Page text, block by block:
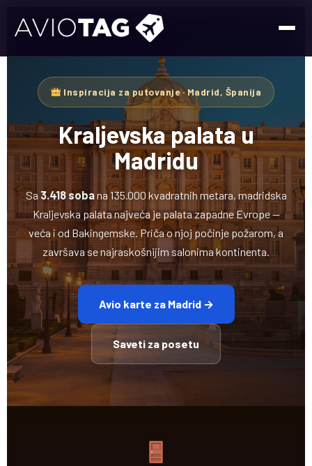
Inspiracija za putovanje · Madrid, Španija
Kraljevska palata u
Madridu
Sa 3.418 sobana 135.000 kvadratnih metara, madridska
Kraljevska palata najveća je palata zapadne Evrope —
veća i od Bakingemske. Priča o njoj počinje požarom, a
završava se najraskošnijim salonima kontinenta.
Avio karte za Madrid →
Saveti za posetu